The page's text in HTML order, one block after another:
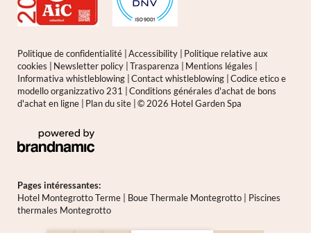
Politique de confidentialité Accessibility
Politique relative aux
cookies
Newsletter policy Trasparenza Mentions légales
Informativa whistleblowing Contact whistleblowing Codice etico e
modello organizzativo 231
Conditions générales d'achat de bons
d'achat en ligne
Plan du site © 2026 Hotel Garden Spa
Pages intéressantes:
Hotel Montegrotto Terme
Boue Thermale Montegrotto
Piscines
thermales Montegrotto